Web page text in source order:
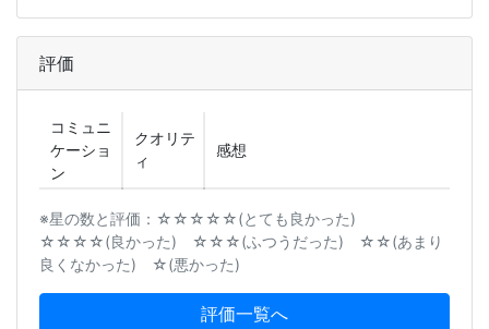
評価
コミュニ
ケーショ
ン
クオリテ
ィ
感想
※星の数と評価：☆☆☆☆☆(とても良かった)
☆☆☆☆(良かった) ☆☆☆(ふつうだった) ☆☆(あまり
良くなかった) ☆(悪かった)
評価一覧へ